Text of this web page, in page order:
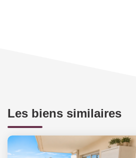
Les biens similaires